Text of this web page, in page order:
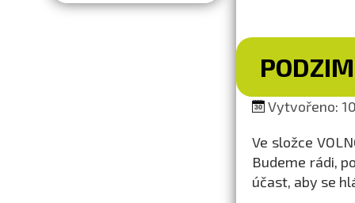
Vytvořeno:
Ve složce
Budeme rádi,
účast, aby se